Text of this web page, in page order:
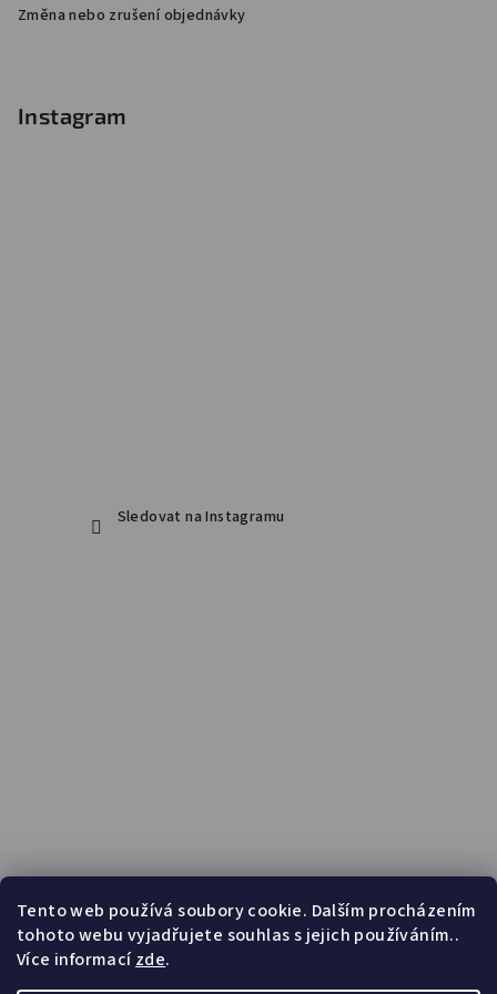
Tento web používá soubory cookie. Dalším procházením
tohoto webu vyjadřujete souhlas s jejich používáním..
Více informacízde.
Změna nebo zrušení objednávky
Instagram
Sledovat na Instagramu